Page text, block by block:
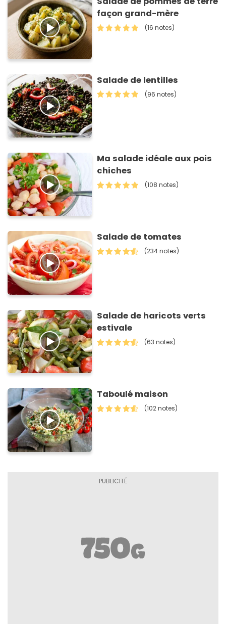
façon grand-mère
(16 notes)
Salade de lentilles
(96 notes)
Ma salade idéale aux pois
chiches
(108 notes)
Salade de tomates
(234 notes)
Salade de haricots verts
estivale
(63 notes)
Taboulé maison
(102 notes)